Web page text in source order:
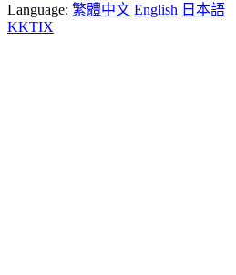
Language: 繁體中文 English 日本語
KKTIX